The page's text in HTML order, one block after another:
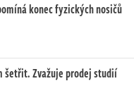
konec fyzických nosičů
šetřit. Zvažuje prodej studií